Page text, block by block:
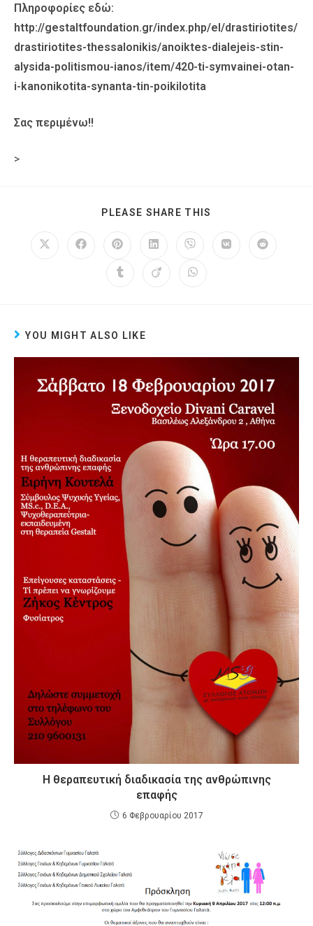
Πληροφορίες εδώ:
http://gestaltfoundation.gr/index.php/el/drastiriotites/
drastiriotites-thessalonikis/anoiktes-dialejeis-stin-
alysida-politismou-ianos/item/420-ti-symvainei-otan-
i-kanonikotita-synanta-tin-poikilotita
Σας περιμένω!!
>
PLEASE SHARE THIS
YOU MIGHT ALSO LIKE
Η θεραπευτική διαδικασία της ανθρώπινης
επαφής
6 Φεβρουαρίου 2017